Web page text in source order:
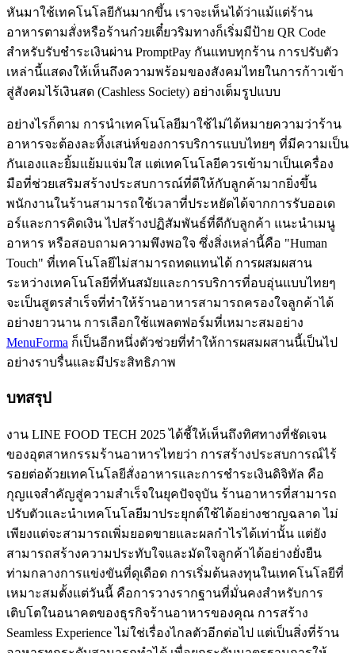
หันมาใช้เทคโนโลยีกันมากขึ้น เราจะเห็นได้ว่าแม้แต่ร้าน
อาหารตามสั่งหรือร้านก๋วยเตี๋ยวริมทางก็เริ่มมีป้าย QR Code
สำหรับรับชำระเงินผ่าน PromptPay กันแทบทุกร้าน การปรับตัว
เหล่านี้แสดงให้เห็นถึงความพร้อมของสังคมไทยในการก้าวเข้า
สู่สังคมไร้เงินสด (Cashless Society) อย่างเต็มรูปแบบ
อย่างไรก็ตาม การนำเทคโนโลยีมาใช้ไม่ได้หมายความว่าร้าน
อาหารจะต้องละทิ้งเสน่ห์ของการบริการแบบไทยๆ ที่มีความเป็น
กันเองและยิ้มแย้มแจ่มใส แต่เทคโนโลยีควรเข้ามาเป็นเครื่อง
มือที่ช่วยเสริมสร้างประสบการณ์ที่ดีให้กับลูกค้ามากยิ่งขึ้น
พนักงานในร้านสามารถใช้เวลาที่ประหยัดได้จากการรับออเด
อร์และการคิดเงิน ไปสร้างปฏิสัมพันธ์ที่ดีกับลูกค้า แนะนำเมนู
อาหาร หรือสอบถามความพึงพอใจ ซึ่งสิ่งเหล่านี้คือ "Human
Touch" ที่เทคโนโลยีไม่สามารถทดแทนได้ การผสมผสาน
ระหว่างเทคโนโลยีที่ทันสมัยและการบริการที่อบอุ่นแบบไทยๆ
จะเป็นสูตรสำเร็จที่ทำให้ร้านอาหารสามารถครองใจลูกค้าได้
อย่างยาวนาน การเลือกใช้แพลตฟอร์มที่เหมาะสมอย่าง
MenuForma ก็เป็นอีกหนึ่งตัวช่วยที่ทำให้การผสมผสานนี้เป็นไป
อย่างราบรื่นและมีประสิทธิภาพ
บทสรุป
งาน LINE FOOD TECH 2025 ได้ชี้ให้เห็นถึงทิศทางที่ชัดเจน
ของอุตสาหกรรมร้านอาหารไทยว่า การสร้างประสบการณ์ไร้
รอยต่อด้วยเทคโนโลยีสั่งอาหารและการชำระเงินดิจิทัล คือ
กุญแจสำคัญสู่ความสำเร็จในยุคปัจจุบัน ร้านอาหารที่สามารถ
ปรับตัวและนำเทคโนโลยีมาประยุกต์ใช้ได้อย่างชาญฉลาด ไม่
เพียงแต่จะสามารถเพิ่มยอดขายและผลกำไรได้เท่านั้น แต่ยัง
สามารถสร้างความประทับใจและมัดใจลูกค้าได้อย่างยั่งยืน
ท่ามกลางการแข่งขันที่ดุเดือด การเริ่มต้นลงทุนในเทคโนโลยีที่
เหมาะสมตั้งแต่วันนี้ คือการวางรากฐานที่มั่นคงสำหรับการ
เติบโตในอนาคตของธุรกิจร้านอาหารของคุณ การสร้าง
Seamless Experience ไม่ใช่เรื่องไกลตัวอีกต่อไป แต่เป็นสิ่งที่ร้าน